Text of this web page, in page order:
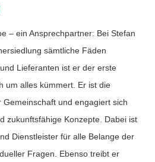
– ein Ansprechpartner: Bei Stefan
sämtliche Fäden
Lieferanten ist er der erste
um alles kümmert. Er ist die
und engagiert sich
zukunftsfähige Konzepte. Dabei ist
Dienstleister für alle Belange der
Fragen. Ebenso treibt er